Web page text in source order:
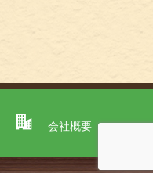
会社概要